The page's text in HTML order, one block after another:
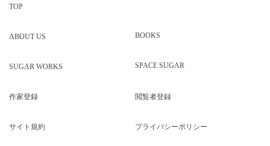
TOP
ABOUT US
SUGAR WORKS
BOOKS
SPACE SUGAR
作家登録 閲覧者登録
サイト規約 プライバシーポリシー